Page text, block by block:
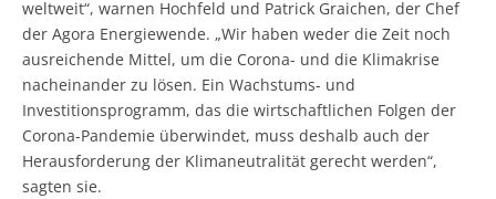
weltweit“, warnen Hochfeld und Patrick Graichen, der Chef
der Agora Energiewende. „Wir haben weder die Zeit noch
ausreichende Mittel, um die Corona- und die Klimakrise
nacheinander zu lösen. Ein Wachstums- und
Investitionsprogramm, das die wirtschaftlichen Folgen der
Corona-Pandemie überwindet, muss deshalb auch der
Herausforderung der Klimaneutralität gerecht werden“,
sagten sie.